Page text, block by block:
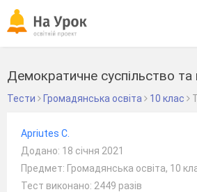
Демократичне суспільство та
Тести Громадянська освіта 10 клас
Apriutes C.
Додано: 18 січня 2021
Предмет: Громадянська освіта, 10
Тест виконано: 2449 разів